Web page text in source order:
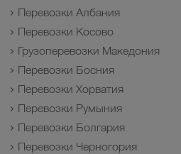
Перевозки Албания
Перевозки Косово
Грузоперевозки Македония
Перевозки Босния
Перевозки Хорватия
Перевозки Румыния
Перевозки Болгария
Перевозки Черногория